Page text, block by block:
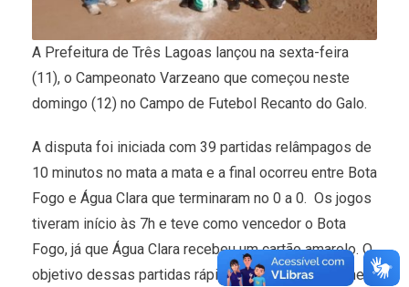
A Prefeitura de Três Lagoas lançou na sexta-feira
(11), o Campeonato Varzeano que começou neste
domingo (12) no Campo de Futebol Recanto do Galo.
A disputa foi iniciada com 39 partidas relâmpagos de
10 minutos no mata a mata e a final ocorreu entre Bota
Fogo e Água Clara que terminaram no 0 a 0. Os jogos
tiveram início às 7h e teve como vencedor o Bota
Fogo, já que Água Clara recebeu um cartão amarelo. O
objetivo dessas partidas rápidas é ranquear os times